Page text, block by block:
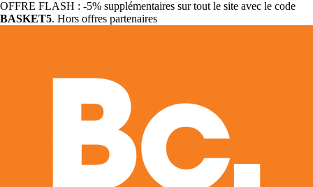
OFFRE FLASH : -5% supplémentaires sur tout le site avec le code
BASKET5. Hors offres partenaires